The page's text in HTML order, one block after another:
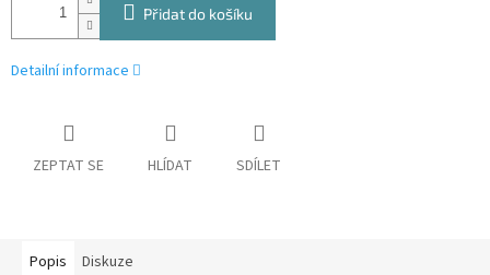
Přidat do košíku
Detailní informace
ZEPTAT SE HLÍDAT SDÍLET
Popis Diskuze